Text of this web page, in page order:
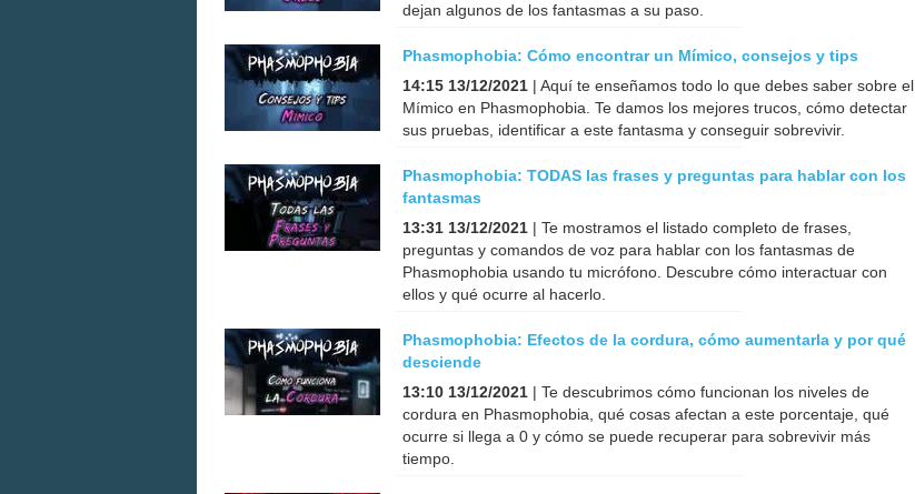
dejan algunos de los fantasmas a su paso.
Phasmophobia: Cómo encontrar un Mímico, consejos y tips
14:15 13/12/2021 | Aquí te enseñamos todo lo que debes saber sobre el
Mímico en Phasmophobia. Te damos los mejores trucos, cómo detectar
sus pruebas, identificar a este fantasma y conseguir sobrevivir.
Phasmophobia: TODAS las frases y preguntas para hablar con los
fantasmas
13:31 13/12/2021 | Te mostramos el listado completo de frases,
preguntas y comandos de voz para hablar con los fantasmas de
Phasmophobia usando tu micrófono. Descubre cómo interactuar con
ellos y qué ocurre al hacerlo.
Phasmophobia: Efectos de la cordura, cómo aumentarla y por qué
desciende
13:10 13/12/2021 | Te descubrimos cómo funcionan los niveles de
cordura en Phasmophobia, qué cosas afectan a este porcentaje, qué
ocurre si llega a 0 y cómo se puede recuperar para sobrevivir más
tiempo.